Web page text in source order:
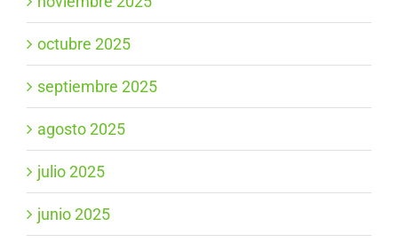
octubre 2025
septiembre 2025
agosto 2025
julio 2025
junio 2025